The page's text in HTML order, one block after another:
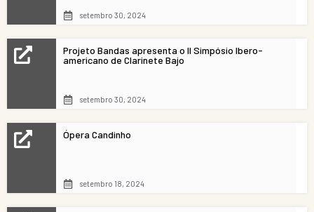
setembro 30, 2024
Projeto Bandas apresenta o II Simpósio Ibero-
americano de Clarinete Bajo
setembro 30, 2024
Ópera Candinho
setembro 18, 2024